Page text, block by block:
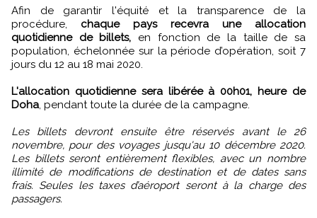
Afin de garantir l'équité et la transparence de la
procédure, chaque pays recevra une allocation
quotidienne de billets, en fonction de la taille de sa
population, échelonnée sur la période d’opération, soit 7
jours du 12 au 18 mai 2020.
L'allocation quotidienne sera libérée à 00h01, heure de
Doha, pendant toute la durée de la campagne.
Les billets devront ensuite être réservés avant le 26
novembre, pour des voyages jusqu'au 10 décembre 2020.
Les billets seront entièrement flexibles, avec un nombre
illimité de modifications de destination et de dates sans
frais. Seules les taxes d’aéroport seront à la charge des
passagers.